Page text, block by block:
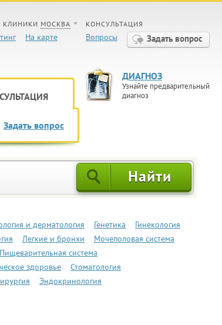
КЛИНИКИ МОСКВА
На карте
КОНСУЛЬТАЦИЯ
Вопросы Задать вопрос
ДИАГНОЗ
Узнайте предварительный
диагноз
Задать вопрос
и дерматология Генетика
Гинекология
Легкие и бронхи
Мочеполовая система
Пищеварительная система
здоровье
Стоматология
Эндокринология